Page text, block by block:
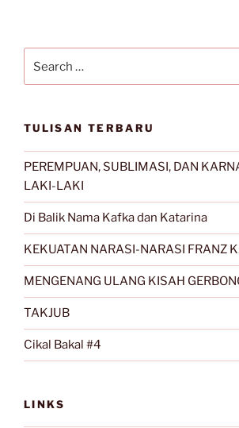
for:
TULISAN TERBARU
PEREMPUAN, SUBLIMASI, DAN
LAKI-LAKI
Di Balik Nama Kafka dan Katarina
KEKUATAN NARASI-NARASI FRANZ
MENGENANG ULANG KISAH
TAKJUB
Cikal Bakal #4
LINKS